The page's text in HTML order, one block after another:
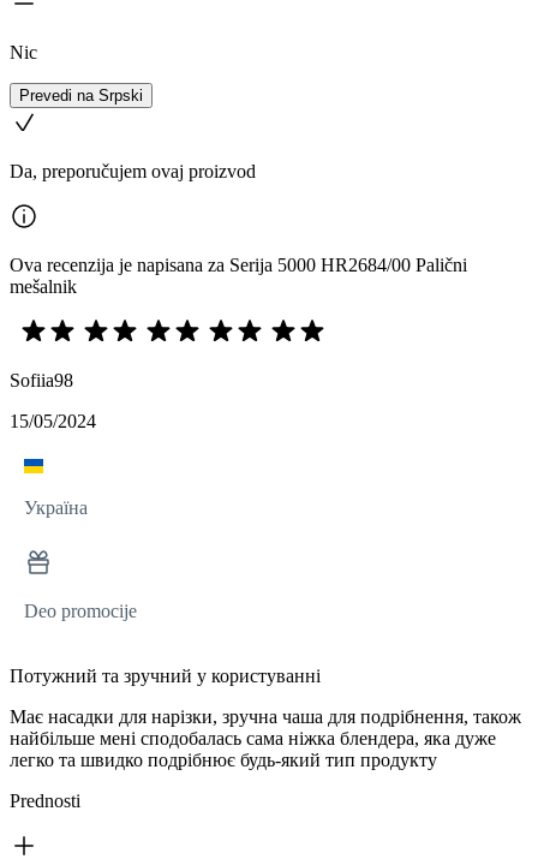
Nic
Prevedi na Srpski
Da, preporučujem ovaj proizvod
Ova recenzija je napisana za Serija 5000 HR2684/00 Palični
mešalnik
Sofiia98
15/05/2024
Україна
Deo promocije
Потужний та зручний у користуванні
Має насадки для нарізки, зручна чаша для подрібнення, також
найбільше мені сподобалась сама ніжка блендера, яка дуже
легко та швидко подрібнює будь-який тип продукту
Prednosti